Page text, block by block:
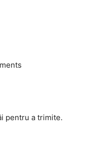
pentru a trimite.